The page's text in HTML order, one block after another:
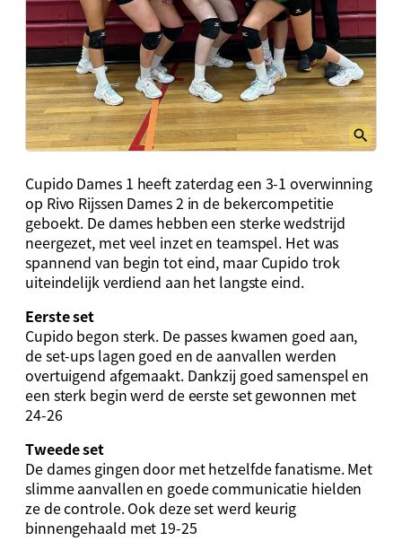
Cupido Dames 1 heeft zaterdag een 3-1 overwinning
op Rivo Rijssen Dames 2 in de bekercompetitie
geboekt. De dames hebben een sterke wedstrijd
neergezet, met veel inzet en teamspel. Het was
spannend van begin tot eind, maar Cupido trok
uiteindelijk verdiend aan het langste eind.
Eerste set
Cupido begon sterk. De passes kwamen goed aan,
de set-ups lagen goed en de aanvallen werden
overtuigend afgemaakt. Dankzij goed samenspel en
een sterk begin werd de eerste set gewonnen met
24-26
Tweede set
De dames gingen door met hetzelfde fanatisme. Met
slimme aanvallen en goede communicatie hielden
ze de controle. Ook deze set werd keurig
binnengehaald met 19-25